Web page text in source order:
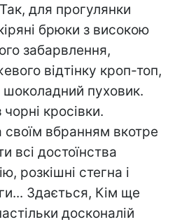
для прогулянки
брюки з високою
забарвлення,
відтінку кроп-топ,
пуховик.
кросівки.
своїм вбранням вкотре
всі достоїнства
розкішні стегна і
Здається, Кім ще
досконалій